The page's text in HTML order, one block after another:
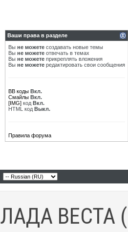
Ваши права в разделе
Вы не можете создавать новые темы
Вы не можете отвечать в темах
Вы не можете прикреплять вложения
Вы не можете редактировать свои сообщения
BB коды Вкл.
Смайлы Вкл.
[IMG] код Вкл.
HTML код Выкл.
Правила форума
ЛАДА ВЕСТА